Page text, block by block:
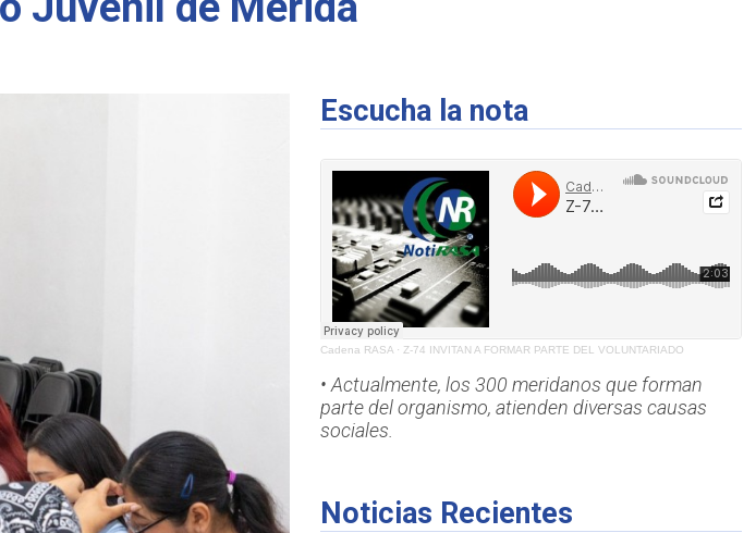
Escucha la nota
Cadena RASA· Z-74 INVITAN A FORMAR PARTE DEL VOLUNTARIADO
• Actualmente, los 300 meridanos que forman
parte del organismo, atienden diversas causas
sociales.
Noticias Recientes